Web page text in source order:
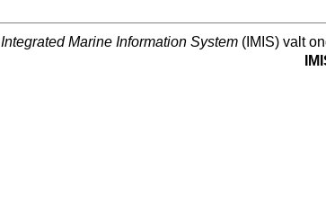
Integrated Marine Information System (IMIS) valt